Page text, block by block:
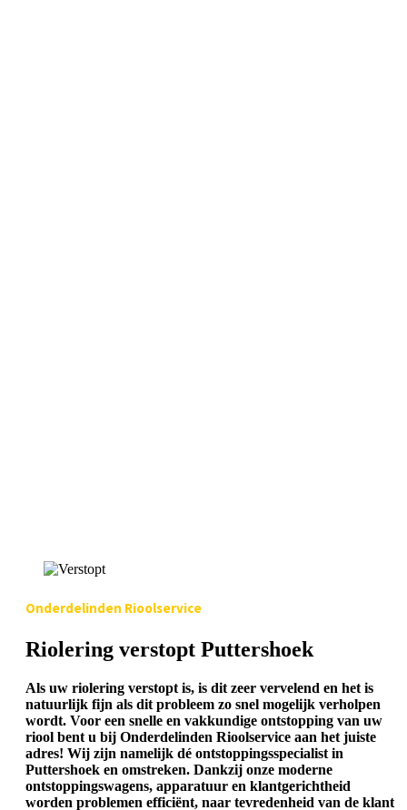
Onderdelinden Rioolservice
Riolering verstopt Puttershoek
Als uw riolering verstopt is, is dit zeer vervelend en het is
natuurlijk fijn als dit probleem zo snel mogelijk verholpen
wordt. Voor een snelle en vakkundige ontstopping van uw
riool bent u bij Onderdelinden Rioolservice aan het juiste
adres! Wij zijn namelijk dé ontstoppingsspecialist in
Puttershoek en omstreken. Dankzij onze moderne
ontstoppingswagens, apparatuur en klantgerichtheid
worden problemen efficiënt, naar tevredenheid van de klant